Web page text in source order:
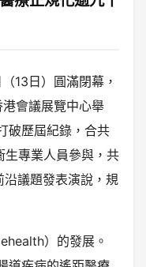
13日）圓滿閉幕，
會議展覽中心舉
破歷屆紀錄，合共
專業人員參與，共
議題發表演說，規
）的發展。